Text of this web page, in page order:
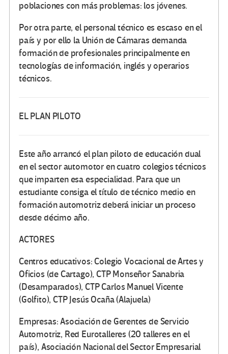
poblaciones con más problemas: los jóvenes.
Por otra parte, el personal técnico es escaso en el
país y por ello la Unión de Cámaras demanda
formación de profesionales principalmente en
tecnologías de información, inglés y operarios
técnicos.
EL PLAN PILOTO
Este año arrancó el plan piloto de educación dual
en el sector automotor en cuatro colegios técnicos
que imparten esa especialidad. Para que un
estudiante consiga el título de técnico medio en
formación automotriz deberá iniciar un proceso
desde décimo año.
ACTORES
Centros educativos: Colegio Vocacional de Artes y
Oficios (de Cartago), CTP Monseñor Sanabria
(Desamparados), CTP Carlos Manuel Vicente
(Golfito), CTP Jesús Ocaña (Alajuela)
Empresas: Asociación de Gerentes de Servicio
Automotriz, Red Eurotalleres (20 talleres en el
país), Asociación Nacional del Sector Empresarial